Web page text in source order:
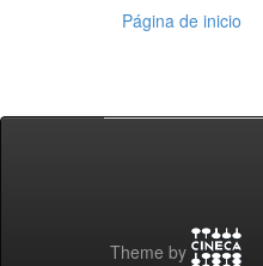
Página de inicio
Theme by